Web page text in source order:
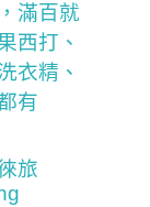
滿百就
西打、
衣精、
有
旅